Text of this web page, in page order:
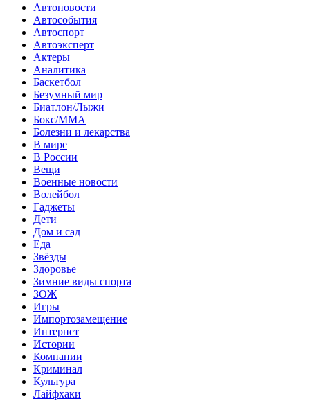
Автоновости
Автособытия
Автоспорт
Автоэксперт
Актеры
Аналитика
Баскетбол
Безумный мир
Биатлон/Лыжи
Бокс/MMA
Болезни и лекарства
В мире
В России
Вещи
Военные новости
Волейбол
Гаджеты
Дети
Дом и сад
Еда
Звёзды
Здоровье
Зимние виды спорта
ЗОЖ
Игры
Импортозамещение
Интернет
Истории
Компании
Криминал
Культура
Лайфхаки